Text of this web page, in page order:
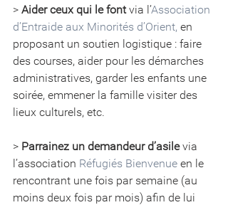
> Aider ceux qui le font via l’Association
d’Entraide aux Minorités d’Orient, en
proposant un soutien logistique : faire
des courses, aider pour les démarches
administratives, garder les enfants une
soirée, emmener la famille visiter des
lieux culturels, etc.
> Parrainez un demandeur d’asile via
l’association Réfugiés Bienvenue en le
rencontrant une fois par semaine (au
moins deux fois par mois) afin de lui